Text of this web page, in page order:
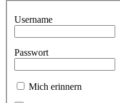
Username
Passwort
Mich erinnern